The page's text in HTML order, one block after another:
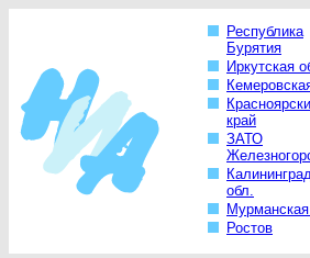
Республика
Бурятия
Иркутская
край
ЗАТО
обл.
Ростов